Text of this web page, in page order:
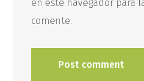
en este navegador para
comente.